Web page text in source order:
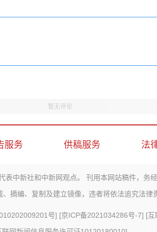
暂无评论
服务 供稿服务 法
表中新社和中新网观点。 刊用本网站稿件，务经
摘编、复制及建立镜像，违者将依法追究法律
号] [京ICP备2021034286号-7] [互